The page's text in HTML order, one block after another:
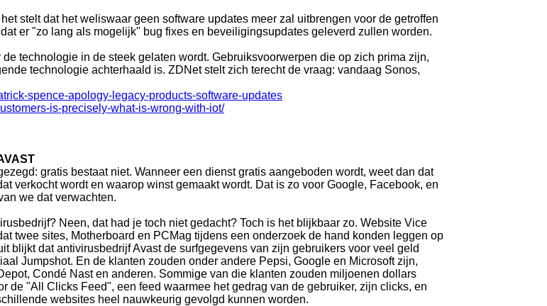
stelt dat het weliswaar geen software updates meer zal uitbrengen voor de getroffen
er "zo lang als mogelijk" bug fixes en beveiligingsupdates geleverd zullen worden.
technologie in de steek gelaten wordt. Gebruiksvoorwerpen die op zich prima zijn,
technologie achterhaald is. ZDNet stelt zich terecht de vraag: vandaag Sonos,
spence-apology-legacy-products-software-updates
is-precisely-what-is-wrong-with-iot/
gratis bestaat niet. Wanneer een dienst gratis aangeboden wordt, weet dan dat
verkocht wordt en waarop winst gemaakt wordt. Dat is zo voor Google, Facebook, en
we dat verwachten.
Neen, dat had je toch niet gedacht? Toch is het blijkbaar zo. Website Vice
twee sites, Motherboard en PCMag tijdens een onderzoek de hand konden leggen op
blijkt dat antivirusbedrijf Avast de surfgegevens van zijn gebruikers voor veel geld
Jumpshot. En de klanten zouden onder andere Pepsi, Google en Microsoft zijn,
Condé Nast en anderen. Sommige van die klanten zouden miljoenen dollars
de "All Clicks Feed", een feed waarmee het gedrag van de gebruiker, zijn clicks, en
websites heel nauwkeurig gevolgd kunnen worden.